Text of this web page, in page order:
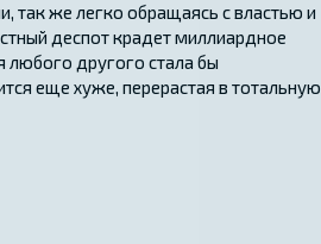
так же легко обращаясь с властью и
деспот крадет миллиардное
любого другого стала бы
еще хуже, перерастая в тотальную